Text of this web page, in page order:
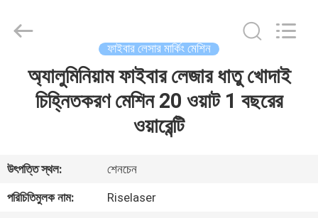
ভিআর
শো
Technology
Reserved.
ফাইবার লেসার মার্কিং মেশিন
অ্যালুমিনিয়াম ফাইবার লেজার ধাতু খোদাই
চিহ্নিতকরণ মেশিন 20 ওয়াট 1 বছরের
ওয়ারেন্টি
উৎপত্তি স্থল:
শেনচেন
পরিচিতিমুলক নাম:
Riselaser